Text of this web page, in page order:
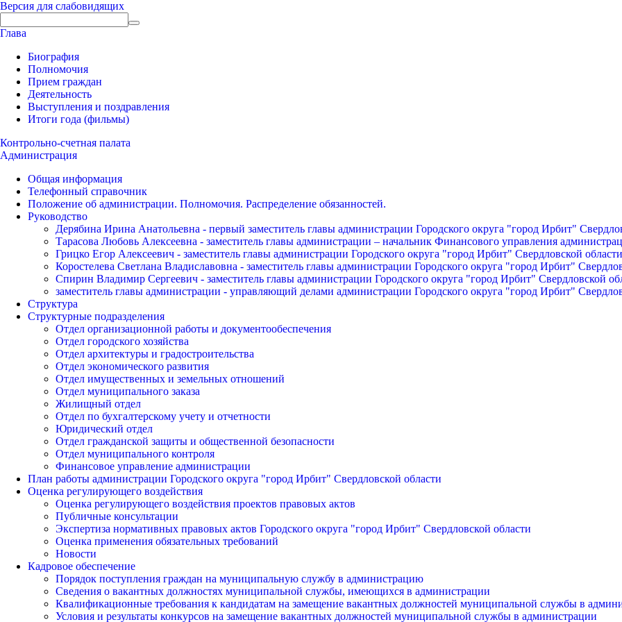
Версия для слабовидящих
Глава
Биография
Полномочия
Прием граждан
Деятельность
Выступления и поздравления
Итоги года (фильмы)
Контрольно-счетная палата
Администрация
Общая информация
Телефонный справочник
Положение об администрации. Полномочия. Распределение обязанностей.
Руководство
Дерябина Ирина Анатольевна - первый заместитель главы администрации Городского округа "город Ирбит"
Тарасова Любовь Алексеевна - заместитель главы администрации – начальник Финансового управления
Грицко Егор Алексеевич - заместитель главы администрации Городского округа "город Ирбит" Свердловской области
Коростелева Светлана Владиславовна - заместитель главы администрации Городского округа "город Ирбит"
Спирин Владимир Сергеевич - заместитель главы администрации Городского округа "город Ирбит" Свердловской
заместитель главы администрации - управляющий делами администрации Городского округа "город Ирбит"
Структура
Структурные подразделения
Отдел организационной работы и документообеспечения
Отдел городского хозяйства
Отдел архитектуры и градостроительства
Отдел экономического развития
Отдел имущественных и земельных отношений
Отдел муниципального заказа
Жилищный отдел
Отдел по бухгалтерскому учету и отчетности
Юридический отдел
Отдел гражданской защиты и общественной безопасности
Отдел муниципального контроля
Финансовое управление администрации
План работы администрации Городского округа "город Ирбит" Свердловской области
Оценка регулирующего воздействия
Оценка регулирующего воздействия проектов правовых актов
Публичные консультации
Экспертиза нормативных правовых актов Городского округа "город Ирбит" Свердловской области
Оценка применения обязательных требований
Новости
Кадровое обеспечение
Порядок поступления граждан на муниципальную службу в администрацию
Сведения о вакантных должностях муниципальной службы, имеющихся в администрации
Квалификационные требования к кандидатам на замещение вакантных должностей муниципальной службы в
Условия и результаты конкурсов на замещение вакантных должностей муниципальной службы в администрации